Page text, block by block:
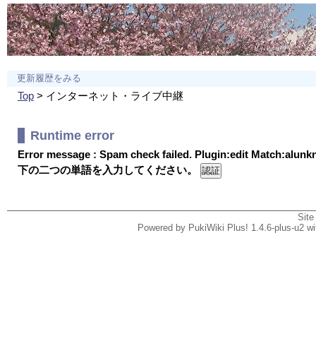
更新履歴をみる
Top> インターネット・ライブ中継
Runtime error
Error message : Spam check failed. Plugin:edit
下の二つの単語を入力してください。
Powered by PukiWiki Plus! 1.4.6-plus-u2